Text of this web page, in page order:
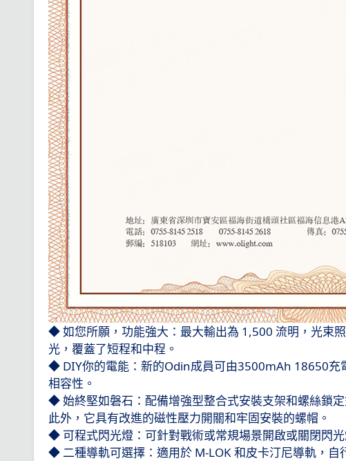
◆ 如您所願，功能強大：最大輸出為 1,500 流明，光束
光，覆蓋了短程和中程。
◆ DIY你的電能：新的Odin成員可由3500mAh 18650充
相容性。
◆ 始終堅如磐石：配備增強型整合式安裝支架和螺絲鎖
此外，它具有改進的磁性壓力開關和牢固安裝的螺帽。
◆ 可程式閃光燈：可針對戰術或常規場景開啟或關閉閃光
◆ 二種導軌可選擇：適用於 M-LOK 和皮卡汀尼導軌，自